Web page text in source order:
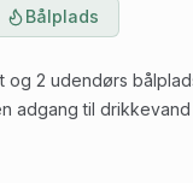
Bålplads
og 2 udendørs
adgang til